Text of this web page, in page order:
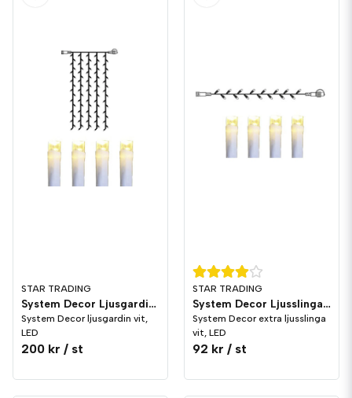
STAR TRADING
System Decor Ljusgardin LED Vit
System Decor ljusgardin vit,
LED
200 kr / st
STAR TRADING
System Decor Ljusslinga LED Vit
System Decor extra ljusslinga
vit, LED
92 kr / st